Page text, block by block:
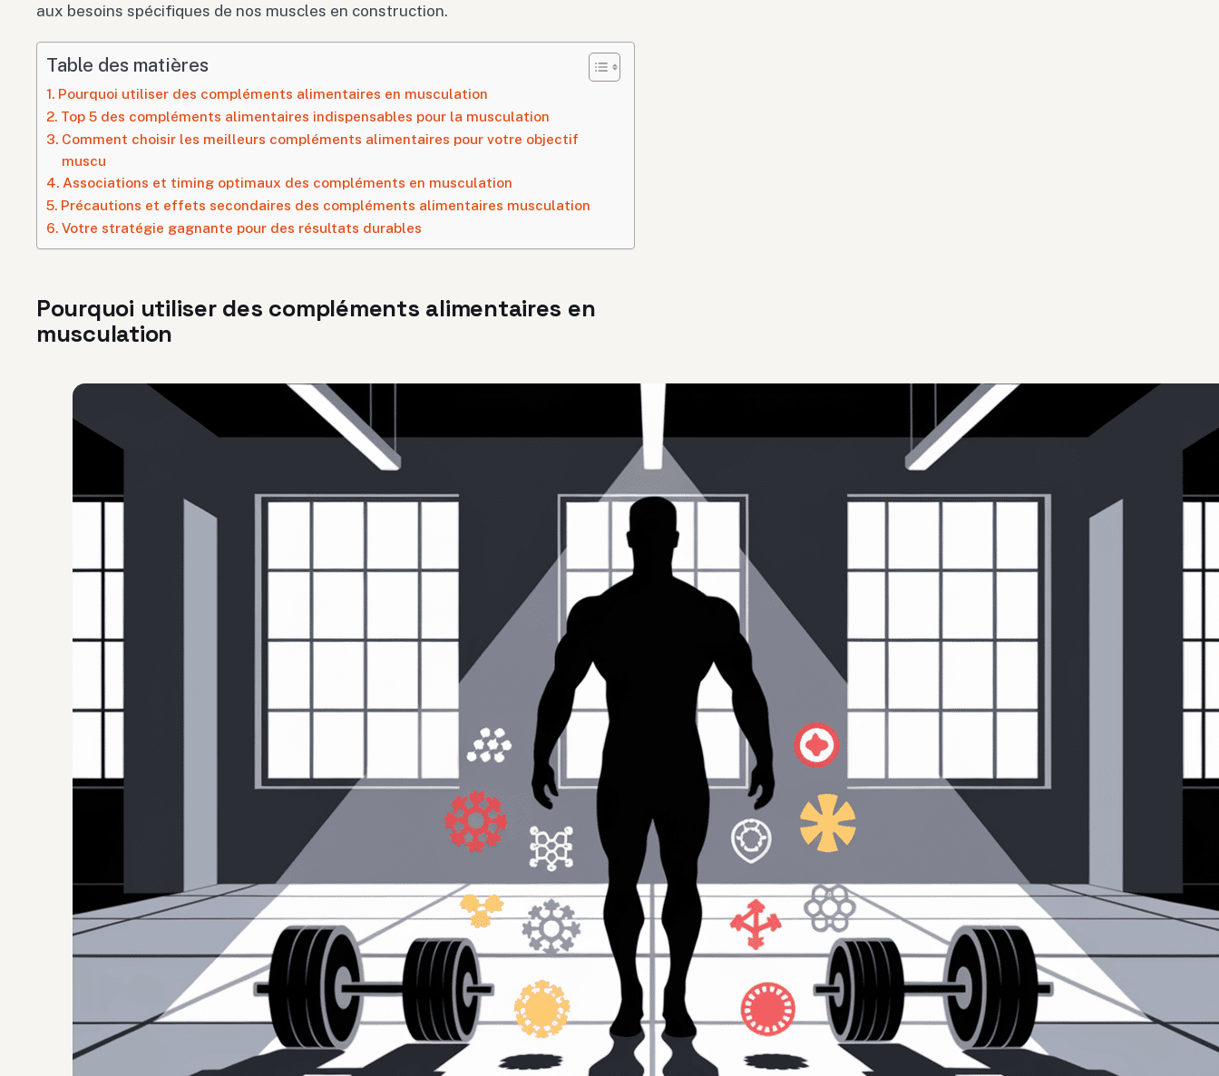
aux besoins spécifiques de nos muscles en construction.
Table des matières
Pourquoi utiliser des compléments alimentaires en musculation
Top 5 des compléments alimentaires indispensables pour la musculation
Comment choisir les meilleurs compléments alimentaires pour votre objectif
muscu
Associations et timing optimaux des compléments en musculation
Précautions et effets secondaires des compléments alimentaires musculation
Votre stratégie gagnante pour des résultats durables
Pourquoi utiliser des compléments alimentaires en
musculation